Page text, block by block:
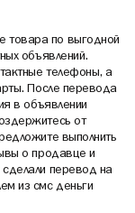
по выгодной
объявлений.
телефоны, а
После перевода
в объявлении
от
выполнить
о продавце и
перевод на
из смс деньги